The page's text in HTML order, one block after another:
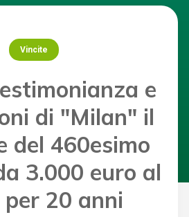
Vincite
e
di "Milan" il
del 460esimo
3.000 euro al
per 20 anni